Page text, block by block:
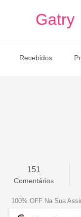
Gatry
Recebidos
151
Comentários
100% OFF Na Sua